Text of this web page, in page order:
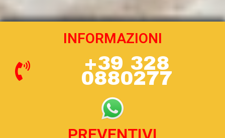
INFORMAZIONI
+39 328
0880277